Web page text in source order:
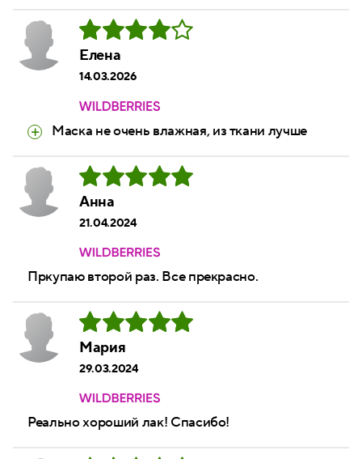
Елена
14.03.2026
Маска не очень влажная, из ткани лучше
Анна
21.04.2024
Пркупаю второй раз. Все прекрасно.
Мария
29.03.2024
Реально хороший лак! Спасибо!